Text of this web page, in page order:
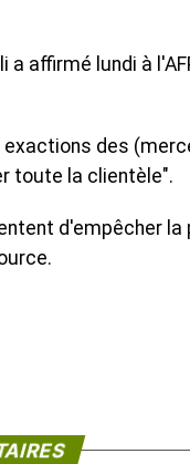
a affirmé lundi à
des
toute la clientèle".
d'empêcher la